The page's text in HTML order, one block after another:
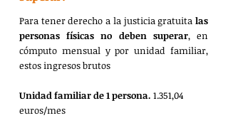
Para tener derecho a la justicia gratuita las
personas físicas no deben superar, en
cómputo mensual y por unidad familiar,
estos ingresos brutos
Unidad familiar de 1 persona. 1.351,04
euros/mes